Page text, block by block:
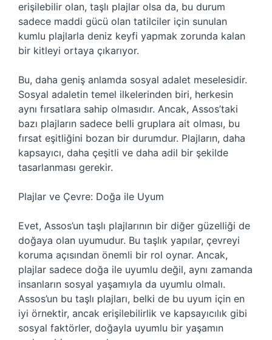
erişilebilir olan, taşlı plajlar olsa da, bu durum
sadece maddi gücü olan tatilciler için sunulan
kumlu plajlarla deniz keyfi yapmak zorunda kalan
bir kitleyi ortaya çıkarıyor.
Bu, daha geniş anlamda sosyal adalet meselesidir.
Sosyal adaletin temel ilkelerinden biri, herkesin
aynı fırsatlara sahip olmasıdır. Ancak, Assos’taki
bazı plajların sadece belli gruplara ait olması, bu
fırsat eşitliğini bozan bir durumdur. Plajların, daha
kapsayıcı, daha çeşitli ve daha adil bir şekilde
tasarlanması gerekir.
Plajlar ve Çevre: Doğa ile Uyum
Evet, Assos’un taşlı plajlarının bir diğer güzelliği de
doğaya olan uyumudur. Bu taşlık yapılar, çevreyi
koruma açısından önemli bir rol oynar. Ancak,
plajlar sadece doğa ile uyumlu değil, aynı zamanda
insanların sosyal yaşamıyla da uyumlu olmalı.
Assos’un bu taşlı plajları, belki de bu uyum için en
iyi örnektir, ancak erişilebilirlik ve kapsayıcılık gibi
sosyal faktörler, doğayla uyumlu bir yaşamın